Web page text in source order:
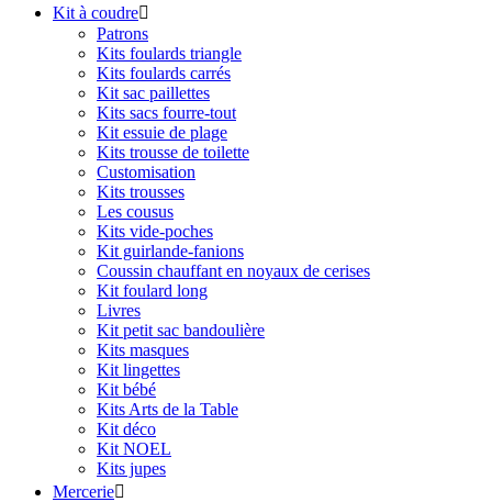
Kit à coudre
Patrons
Kits foulards triangle
Kits foulards carrés
Kit sac paillettes
Kits sacs fourre-tout
Kit essuie de plage
Kits trousse de toilette
Customisation
Kits trousses
Les cousus
Kits vide-poches
Kit guirlande-fanions
Coussin chauffant en noyaux de cerises
Kit foulard long
Livres
Kit petit sac bandoulière
Kits masques
Kit lingettes
Kit bébé
Kits Arts de la Table
Kit déco
Kit NOEL
Kits jupes
Mercerie